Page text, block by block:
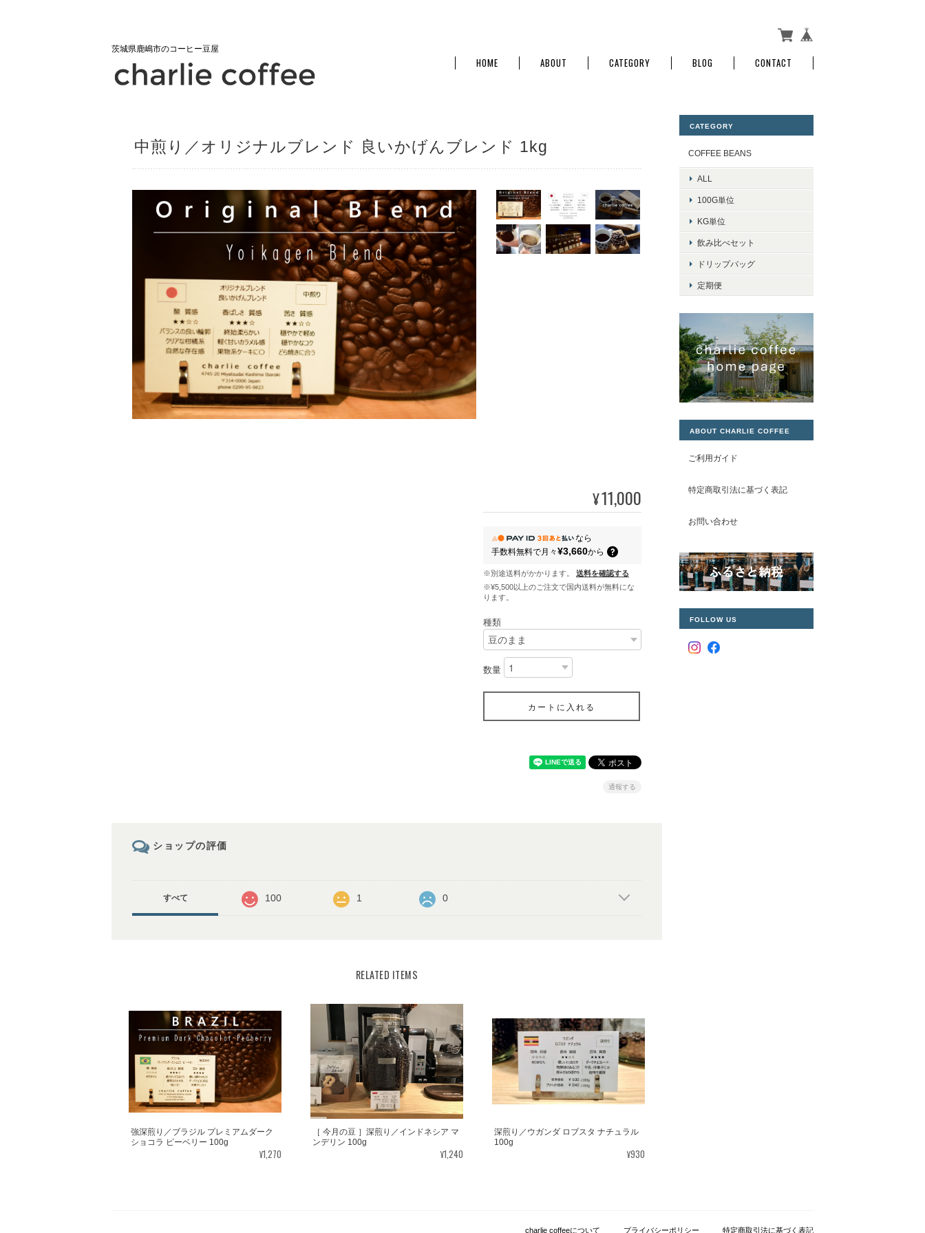
茨城県鹿嶋市のコーヒー豆屋
HOME ABOUT CATEGORY BLOG CONTACT
中煎り／オリジナルブレンド 良いかげんブレンド 1kg
¥11,000
なら
手数料無料で月々¥3,660から
※別途送料がかかります。
送料を確認する
※¥5,500以上のご注文で国内送料が無料にな
ります。
種類
数量
カートに入れる
通報する
ショップの評価
すべて 100 1 0
RELATED ITEMS
強深煎り／ブラジル プレミアムダーク
ショコラ ピーベリー 100g
¥1,270
［ 今月の豆 ］深煎り／インドネシア マ
ンデリン 100g
¥1,240
深煎り／ウガンダ ロブスタ ナチュラル
100g
¥930
CATEGORY
COFFEE BEANS
ALL
100G単位
KG単位
飲み比べセット
ドリップバッグ
定期便
ABOUT CHARLIE COFFEE
ご利用ガイド
特定商取引法に基づく表記
お問い合わせ
FOLLOW US
charlie coffeeについて プライバシーポリシー 特定商取引法に基づく表記